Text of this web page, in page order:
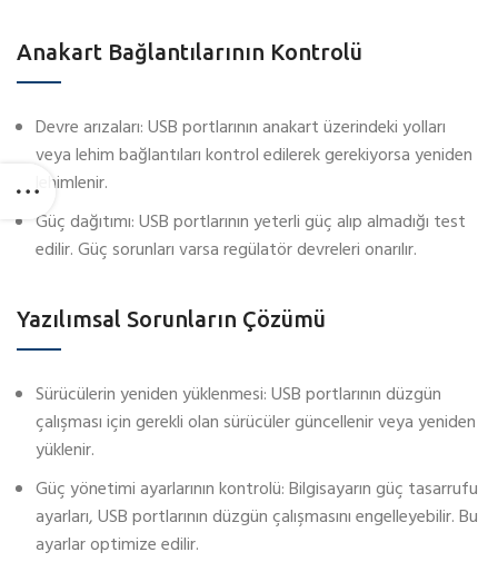
Anakart Bağlantılarının Kontrolü
Devre arızaları: USB portlarının anakart üzerindeki yolları
veya lehim bağlantıları kontrol edilerek gerekiyorsa yeniden
lehimlenir.
Güç dağıtımı: USB portlarının yeterli güç alıp almadığı test
edilir. Güç sorunları varsa regülatör devreleri onarılır.
Yazılımsal Sorunların Çözümü
Sürücülerin yeniden yüklenmesi: USB portlarının düzgün
çalışması için gerekli olan sürücüler güncellenir veya yeniden
yüklenir.
Güç yönetimi ayarlarının kontrolü: Bilgisayarın güç tasarrufu
ayarları, USB portlarının düzgün çalışmasını engelleyebilir. Bu
ayarlar optimize edilir.